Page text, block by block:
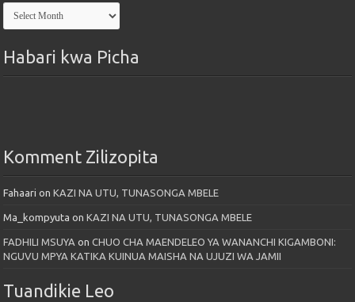
Kutoka
Maktaba
Habari kwa Picha
Komment Zilizopita
Fahaari onKAZI NA UTU, TUNASONGA MBELE
Ma_kompyuta onKAZI NA UTU, TUNASONGA MBELE
FADHILI MSUYA onCHUO CHA MAENDELEO YA WANANCHI KIGAMBONI:
NGUVU MPYA KATIKA KUINUA MAISHA NA UJUZI WA JAMII
Tuandikie Leo